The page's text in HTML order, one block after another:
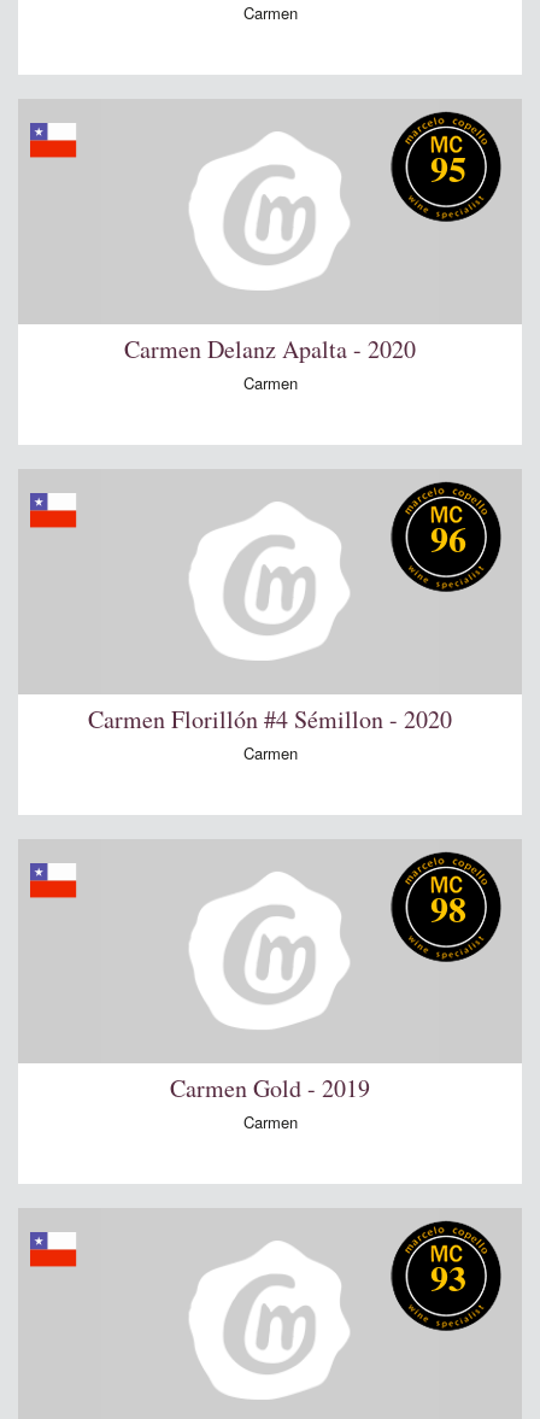
Carmen
95
Carmen Delanz Apalta - 2020
Carmen
96
Carmen Florillón #4 Sémillon - 2020
Carmen
98
Carmen Gold - 2019
Carmen
93